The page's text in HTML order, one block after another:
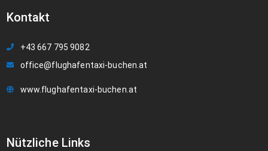
Kontakt
+43 667 795 9082
office@flughafentaxi-buchen.at
www.flughafentaxi-buchen.at
Nützliche Links